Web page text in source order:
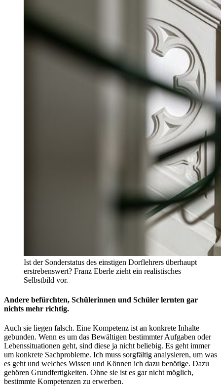
Ist der Sonderstatus des einstigen Dorflehrers überhaupt
erstrebenswert? Franz Eberle zieht ein realistisches
Selbstbild vor.
Andere befürchten, Schülerinnen und Schüler lernten gar
nichts mehr richtig.
Auch sie liegen falsch. Eine Kompetenz ist an konkrete Inhalte
gebunden. Wenn es um das Bewältigen bestimmter Aufgaben oder
Lebenssituationen geht, sind diese ja nicht beliebig. Es geht immer
um konkrete Sachprobleme. Ich muss sorgfältig analysieren, um was
es geht und welches Wissen und Können ich dazu benötige. Dazu
gehören Grundfertigkeiten. Ohne sie ist es gar nicht möglich,
bestimmte Kompetenzen zu erwerben.